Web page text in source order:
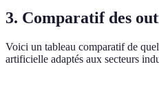
3. Comparatif des
Voici un tableau comparatif de
artificielle adaptés aux secteurs